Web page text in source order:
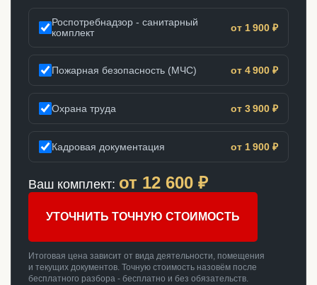
Роспотребнадзор - санитарный
комплект
от 1 900 ₽
Пожарная безопасность (МЧС) от 4 900 ₽
Охрана труда от 3 900 ₽
Кадровая документация от 1 900 ₽
Ваш комплект: от 12 600 ₽
УТОЧНИТЬ ТОЧНУЮ СТОИМОСТЬ
Итоговая цена зависит от вида деятельности, помещения
и текущих документов. Точную стоимость назовём после
бесплатного разбора - бесплатно и без обязательств.